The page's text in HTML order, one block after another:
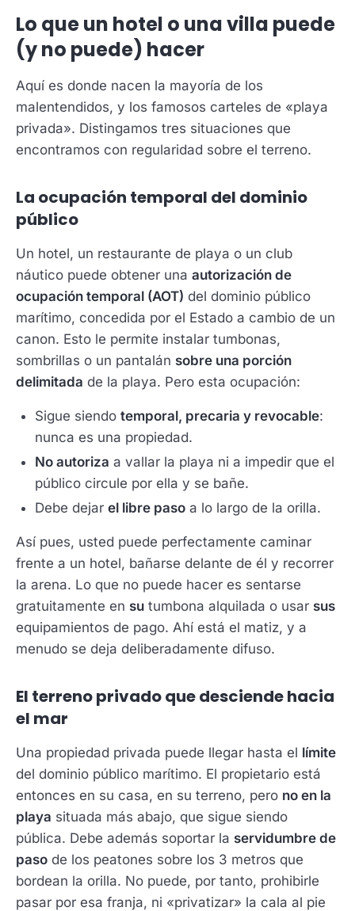
Lo que un hotel o una villa puede
(y no puede) hacer
Aquí es donde nacen la mayoría de los
malentendidos, y los famosos carteles de «playa
privada». Distingamos tres situaciones que
encontramos con regularidad sobre el terreno.
La ocupación temporal del dominio
público
Un hotel, un restaurante de playa o un club
náutico puede obtener una autorización de
ocupación temporal (AOT) del dominio público
marítimo, concedida por el Estado a cambio de un
canon. Esto le permite instalar tumbonas,
sombrillas o un pantalán sobre una porción
delimitada de la playa. Pero esta ocupación:
Sigue siendo temporal, precaria y revocable:
nunca es una propiedad.
No autoriza a vallar la playa ni a impedir que el
público circule por ella y se bañe.
Debe dejar el libre paso a lo largo de la orilla.
Así pues, usted puede perfectamente caminar
frente a un hotel, bañarse delante de él y recorrer
la arena. Lo que no puede hacer es sentarse
gratuitamente en su tumbona alquilada o usar sus
equipamientos de pago. Ahí está el matiz, y a
menudo se deja deliberadamente difuso.
El terreno privado que desciende hacia
el mar
Una propiedad privada puede llegar hasta el límite
del dominio público marítimo. El propietario está
entonces en su casa, en su terreno, pero no en la
playa situada más abajo, que sigue siendo
pública. Debe además soportar la servidumbre de
paso de los peatones sobre los 3 metros que
bordean la orilla. No puede, por tanto, prohibirle
pasar por esa franja, ni «privatizar» la cala al pie